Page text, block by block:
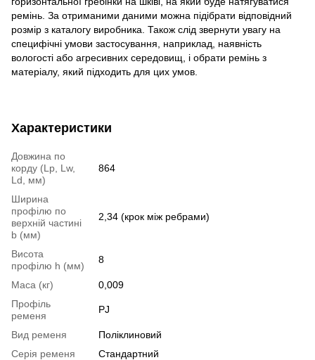
ремінь. За отриманими даними можна підібрати відповідний
розмір з каталогу виробника. Також слід звернути увагу на
специфічні умови застосування, наприклад, наявність
вологості або агресивних середовищ, і обрати ремінь з
матеріалу, який підходить для цих умов.
Характеристики
Довжина по
корду (Lp, Lw,
Ld, мм)
864
Ширина
профілю по
верхній частині
b (мм)
2,34 (крок між ребрами)
Висота
профілю h (мм)
8
Маса (кг)
0,009
Профіль
ременя
PJ
Вид ременя
Поліклиновий
Серія ременя
Стандартний